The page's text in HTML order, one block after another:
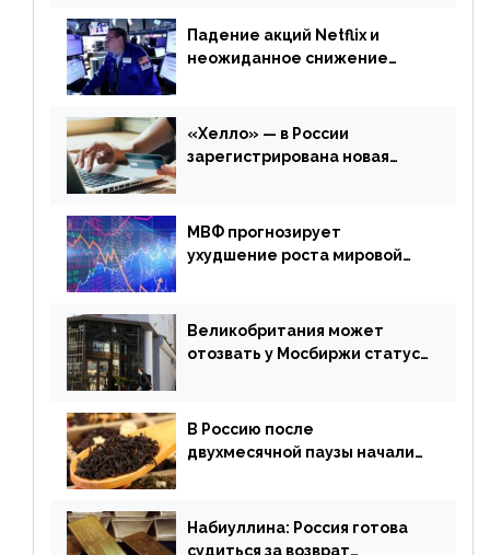
Падение акций Netflix и
неожиданное снижение
апреля
«Хелло» — в России
зарегистрирована новая
МВФ прогнозирует
ухудшение роста мировой
апреля
Великобритания может
отозвать у Мосбиржи статус
В Россию после
двухмесячной паузы начали
Набиуллина: Россия готова
судиться за возврат